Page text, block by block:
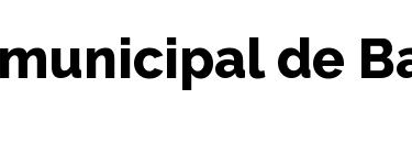
de